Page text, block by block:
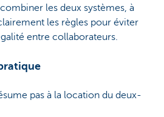
les deux systèmes, à
les règles pour éviter
entre collaborateurs.
pas à la location du deux-